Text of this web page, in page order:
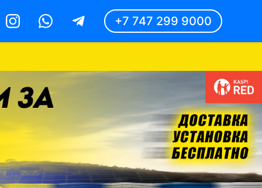
InstagramWhatsappTelegram +7 747 299 9000